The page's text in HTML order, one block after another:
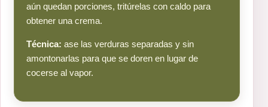
aún quedan porciones, tritúrelas con caldo para
obtener una crema.
Técnica: ase las verduras separadas y sin
amontonarlas para que se doren en lugar de
cocerse al vapor.